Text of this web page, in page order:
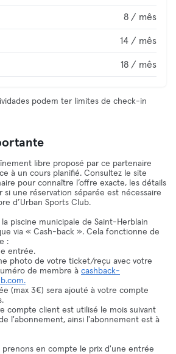
8 / mês
14 / mês
18 / mês
podem ter limites de check-in
libre proposé par ce partenaire
à un cours planifié. Consultez le site
pour connaître l’offre exacte, les détails
si une réservation séparée est nécessaire
d’Urban Sports Club.
piscine municipale de Saint-Herblain
via « Cash-back ». Cela fonctionne de
:
entrée.
photo de votre ticket/reçu avec votre
de membre à cashback-
(max 3€) sera ajouté à votre compte
compte client est utilisé le mois suivant
l'abonnement, ainsi l'abonnement est à
prenons en compte le prix d'une entrée